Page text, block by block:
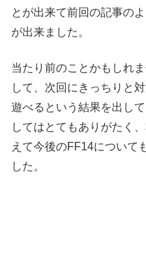
とが出来て前回の記事の
が出来ました。
当たり前のことかもしれ
して、次回にきっちりと
遊べるという結果を出し
してはとてもありがたく
えて今後のFF14について
した。